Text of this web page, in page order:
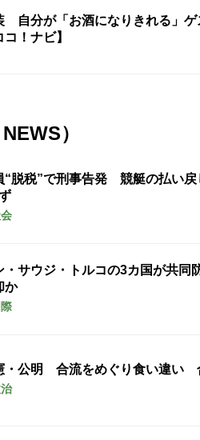
自分が「お酒になりきれる」
！ナビ】
）
“脱税”で刑事告発 競艇の払い戻
・サウジ・トルコの3カ国が共同
か
・公明 合流をめぐり食い違い